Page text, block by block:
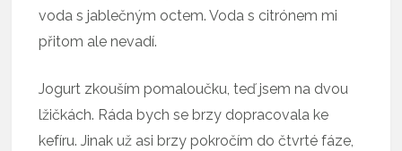
voda s jablečným octem. Voda s citrónem mi
přitom ale nevadí.
Jogurt zkouším pomaloučku, teď jsem na dvou
lžičkách. Ráda bych se brzy dopracovala ke
kefíru. Jinak už asi brzy pokročím do čtvrté fáze,